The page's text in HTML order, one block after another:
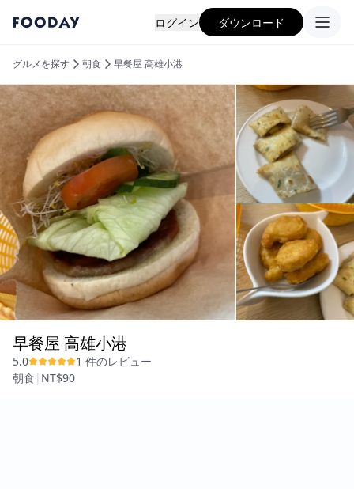
ログイン ダウンロード
グルメを探す 朝食 早餐屋 高雄小港
早餐屋 高雄小港
5.0
1 件のレビュー
朝食 | NT$90